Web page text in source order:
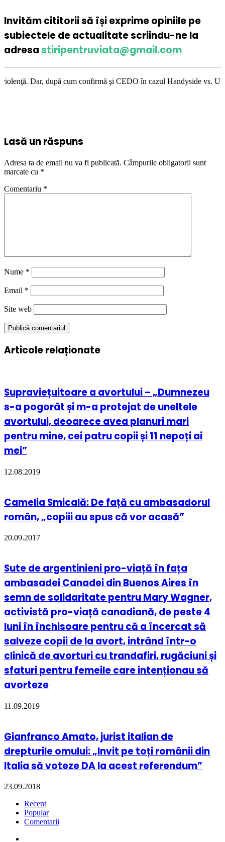
Invităm cititorii să își exprime opiniile pe
subiectele de actualitate scriindu-ne la
adresastiripentruviata@gmail.com
cum confirmă şi CEDO în cazul Handyside vs. UK (para 49),
Lasă un răspuns
Adresa ta de email nu va fi publicată. Câmpurile obligatorii sunt
marcate cu *
Comentariu *
Nume *
Email *
Site web
Articole relaționate
Supraviețuitoare a avortului – „Dumnezeu
s-a pogorât și m-a protejat de uneltele
avortului, deoarece avea planuri mari
pentru mine, cei patru copii și 11 nepoți ai
mei”
12.08.2019
Camelia Smicală: De față cu ambasadorul
român, „copiii au spus că vor acasă”
20.09.2017
Sute de argentinieni pro-viață în fața
ambasadei Canadei din Buenos Aires în
semn de solidaritate pentru Mary Wagner,
activistă pro-viață canadiană, de peste 4
luni în închisoare pentru că a încercat să
salveze copii de la avort, intrând într-o
clinică de avorturi cu trandafiri, rugăciuni și
sfaturi pentru femeile care intenționau să
avorteze
11.09.2019
Gianfranco Amato, jurist italian de
drepturile omului: „Invit pe toți românii din
Italia să voteze DA la acest referendum”
23.09.2018
Recent
Popular
Comentarii